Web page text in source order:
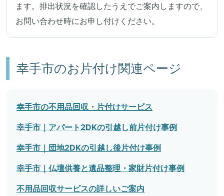
ます。排出状況を確認したうえでご案内しますので、
お問い合わせ時にお申し付けください。
幸手市のお片付け関連ページ
幸手市の不用品回収・片付けサービス
幸手市｜アパート2DKの引越し前片付け事例
幸手市｜団地2DKの引越し後片付け事例
幸手市｜仏壇供養と遺品整理・家財片付け事例
不用品回収サービスの詳しいご案内